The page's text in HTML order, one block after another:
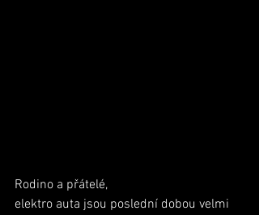
Rodino a přátelé,
elektro auta jsou poslední dobou velmi